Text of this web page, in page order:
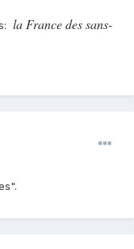
la France des sans-